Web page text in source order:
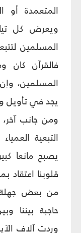
المتعمدة أو
ويعرض كل
المسلمين
فالقرآن
المسلمين، وإن
يجد في تأويل
ومن جانب
التبعية
يصبح مانعاً
قلوبنا اعتقاد
من بعض جهلة
حاجبة بيننا
وردت آلاف